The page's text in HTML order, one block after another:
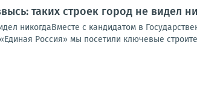
таких строек город не видел
никогдаВместе с кандидатом в
Россия» мы посетили ключевые